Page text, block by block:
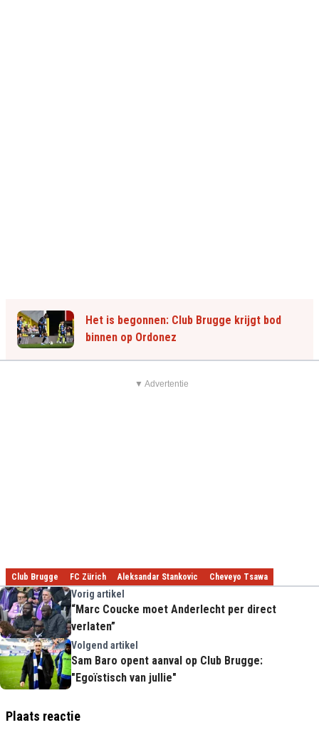
Het is begonnen: Club Brugge krijgt bod
binnen op Ordonez
▼ Advertentie
Club Brugge FC Zürich Aleksandar Stankovic Cheveyo Tsawa
Vorig artikel
“Marc Coucke moet Anderlecht per direct
verlaten”
Volgend artikel
Sam Baro opent aanval op Club Brugge:
"Egoïstisch van jullie"
Plaats reactie